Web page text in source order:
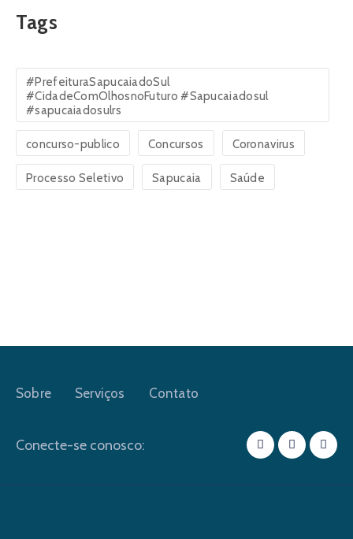
Tags
#PrefeituraSapucaiadoSul
#CidadeComOlhosnoFuturo #Sapucaiadosul
#sapucaiadosulrs
concurso-publico Concursos Coronavirus
Processo Seletivo Sapucaia Saúde
Sobre Serviços Contato
Conecte-se conosco: